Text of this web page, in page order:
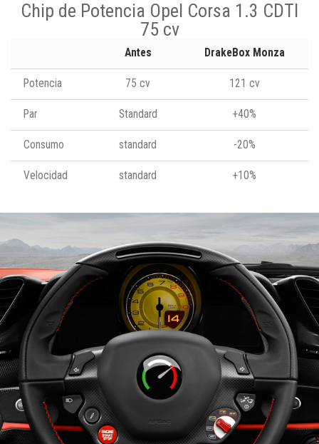
Chip de Potencia Opel Corsa 1.3 CDTI
75 cv
Antes DrakeBox Monza
Potencia 75 cv 121 cv
Par Standard +40%
Consumo standard -20%
Velocidad standard +10%